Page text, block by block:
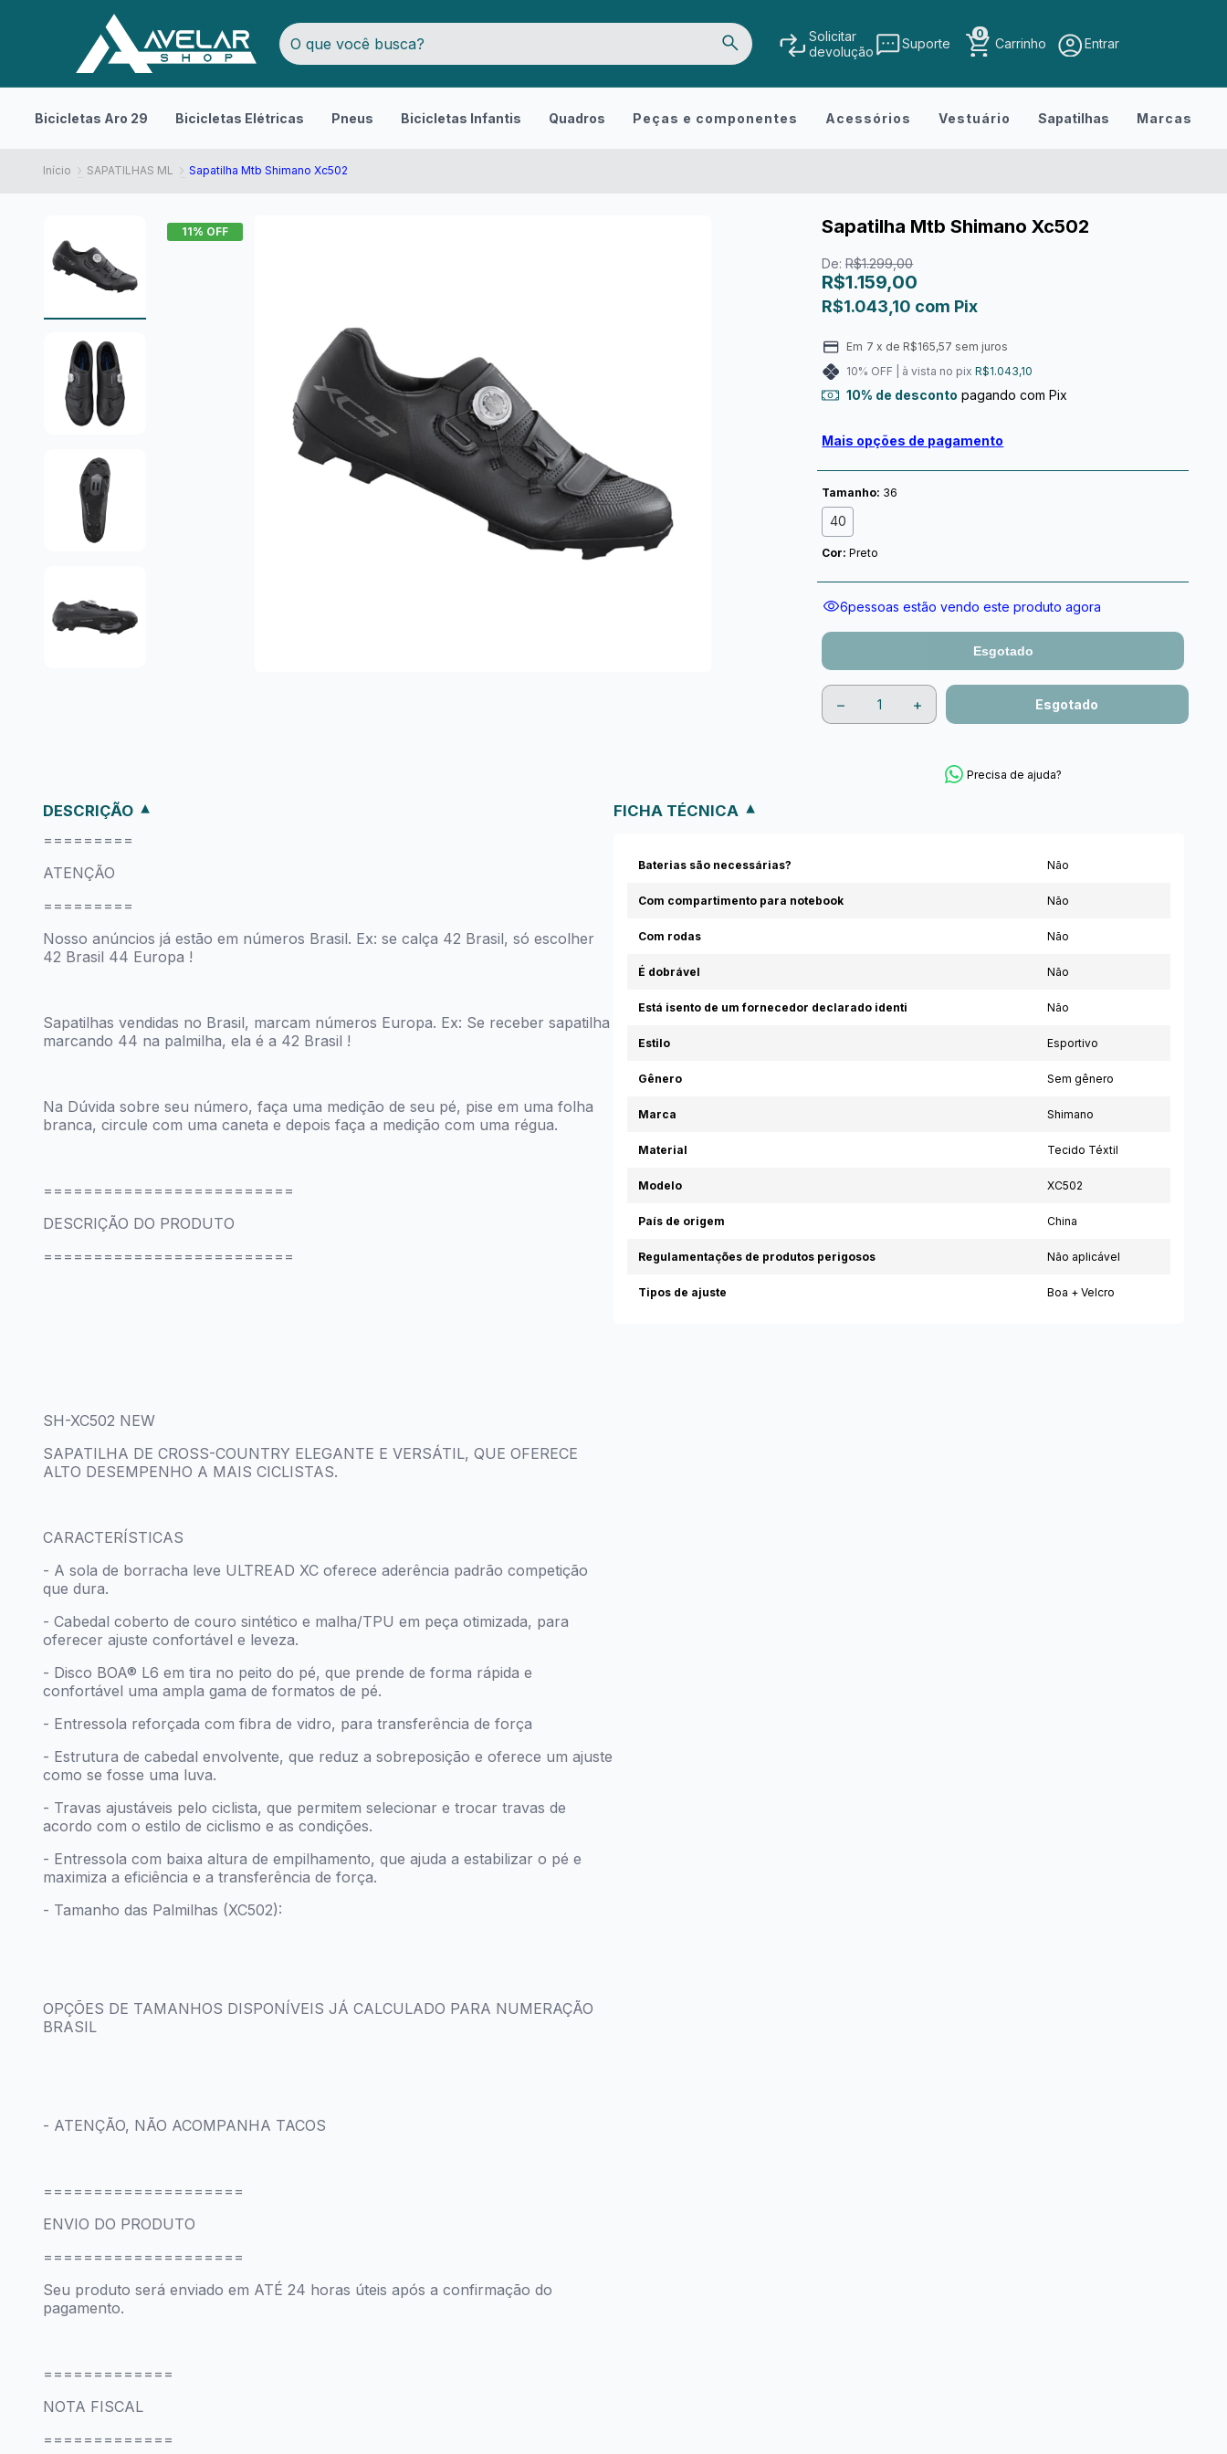
Solicitar
devolução
Suporte Carrinho
0
Entrar
Bicicletas Aro 29 Bicicletas Elétricas Pneus Bicicletas Infantis Quadros Peças e componentes Acessórios Vestuário Sapatilhas Marcas
Início SAPATILHAS ML Sapatilha Mtb Shimano Xc502
11% OFF Sapatilha Mtb Shimano Xc502
De: R$1.299,00
R$1.159,00
R$1.043,10 com Pix
Em 7 x de R$165,57 sem juros
10% OFF | à vista no pix R$1.043,10
10% de desconto pagando com Pix
Mais opções de pagamento
Tamanho: 36
40
Cor: Preto
6pessoas estão vendo este produto agora
Esgotado
Precisa de ajuda?
DESCRIÇÃO
=========
ATENÇÃO
=========
Nosso anúncios já estão em números Brasil. Ex: se calça 42 Brasil, só escolher
42 Brasil 44 Europa !
Sapatilhas vendidas no Brasil, marcam números Europa. Ex: Se receber sapatilha
marcando 44 na palmilha, ela é a 42 Brasil !
Na Dúvida sobre seu número, faça uma medição de seu pé, pise em uma folha
branca, circule com uma caneta e depois faça a medição com uma régua.
=========================
DESCRIÇÃO DO PRODUTO
=========================
SH-XC502 NEW
SAPATILHA DE CROSS-COUNTRY ELEGANTE E VERSÁTIL, QUE OFERECE
ALTO DESEMPENHO A MAIS CICLISTAS.
CARACTERÍSTICAS
- A sola de borracha leve ULTREAD XC oferece aderência padrão competição
que dura.
- Cabedal coberto de couro sintético e malha/TPU em peça otimizada, para
oferecer ajuste confortável e leveza.
- Disco BOA® L6 em tira no peito do pé, que prende de forma rápida e
confortável uma ampla gama de formatos de pé.
- Entressola reforçada com fibra de vidro, para transferência de força
- Estrutura de cabedal envolvente, que reduz a sobreposição e oferece um ajuste
como se fosse uma luva.
- Travas ajustáveis pelo ciclista, que permitem selecionar e trocar travas de
acordo com o estilo de ciclismo e as condições.
- Entressola com baixa altura de empilhamento, que ajuda a estabilizar o pé e
maximiza a eficiência e a transferência de força.
- Tamanho das Palmilhas (XC502):
OPÇÕES DE TAMANHOS DISPONÍVEIS JÁ CALCULADO PARA NUMERAÇÃO
BRASIL
- ATENÇÃO, NÃO ACOMPANHA TACOS
====================
ENVIO DO PRODUTO
====================
Seu produto será enviado em ATÉ 24 horas úteis após a confirmação do
pagamento.
=============
NOTA FISCAL
=============
FICHA TÉCNICA
Baterias são necessárias? Não
Com compartimento para notebook Não
Com rodas Não
É dobrável Não
Está isento de um fornecedor declarado identi Não
Estilo Esportivo
Gênero Sem gênero
Marca Shimano
Material Tecido Téxtil
Modelo XC502
País de origem China
Regulamentações de produtos perigosos Não aplicável
Tipos de ajuste Boa + Velcro